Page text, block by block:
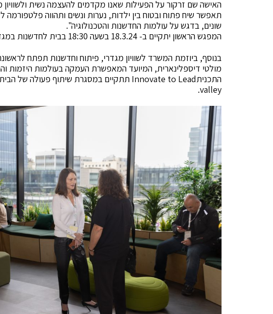
תאפשר שיח פתוח ובטוח בין ילדות, נערות ונשים ותהווה פלטפורמה
שונים, בדגש על עולמות החדשנות והטכנולוגיה".
המפגש הראשון יתקיים ב- 18.3.24 בשעה 18:30 בבית לחדשנות במגדלי בסר וישתתפו בו כ-130 נשים.
בנוסף, ביוזמת המשרד לשוויון מגדרי, פיתוח וחדשנות תפתח
מולטי דיספלינארית, המיועד המאפשרת העמקה בעולמות היזמות
valley.